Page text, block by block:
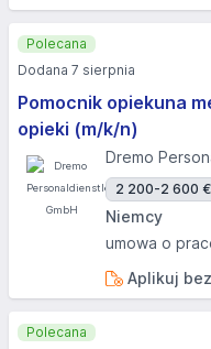
Pomocnik opiekuna
opieki (m/k/n)
Dremo
2 200-2 600 €
Niemcy
umowa o
Aplikuj
Polecana
Dodana 7 sierpnia
Polecana